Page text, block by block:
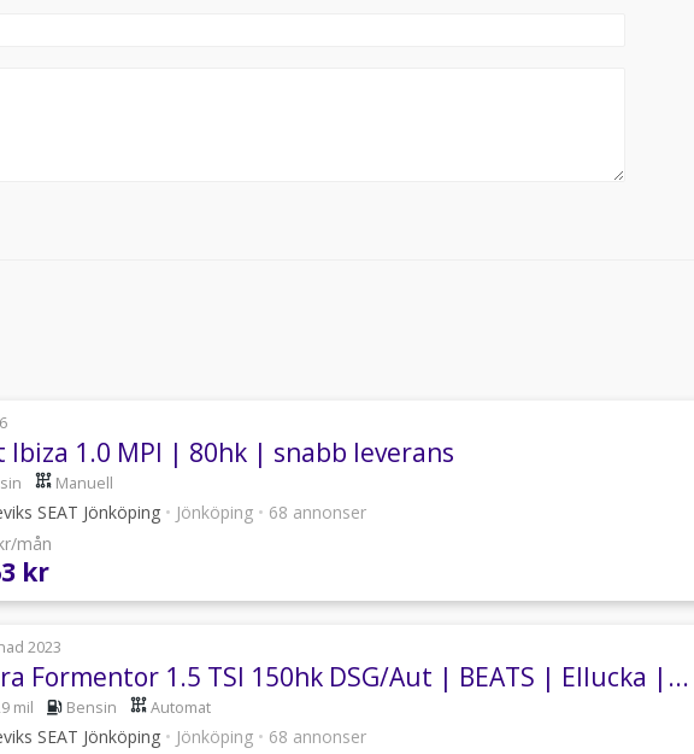
Ibiza 1.0 MPI | 80hk | snabb leverans
Manuell
SEAT Jönköping • Jönköping • 68 annonser
mån
kr
2023
Formentor 1.5 TSI 150hk DSG/Aut | BEATS | Ellucka |...
mil Bensin Automat
SEAT Jönköping • Jönköping • 68 annonser